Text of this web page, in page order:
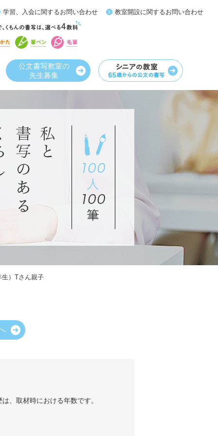
学習、入会に関するお問い合わせ 教室開設に関するお問い合わせ
公文書写教室の
先生募集
生）Tさん親子
、取材時における年数です。